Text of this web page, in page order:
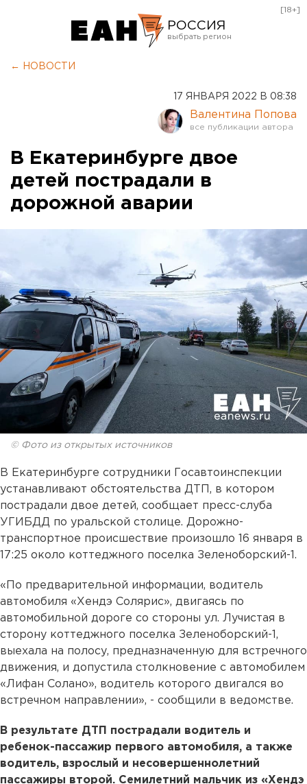
РОССИЯ
Курган
Оренбург
[18+]
← НОВОСТИ
17 ЯНВАРЯ 2022 В 08:38
Валентина Попова
В Екатеринбурге двое
детей пострадали в
дорожной аварии
© Фото из открытых источников
В Екатеринбурге сотрудники Госавтоинспекции
устанавливают обстоятельства ДТП, в котором
пострадали двое детей, сообщает пресс-слуба
УГИБДД по уральской столице. Дорожно-
транспортное происшествие произошло 16 января в
17:25 около коттеджного поселка Зеленоборский-1.
«По предварительной информации, водитель
автомобиля «Хендэ Солярис», двигаясь по
автомобильной дороге со стороны ул. Лучистая в
сторону коттеджного поселка Зеленоборский-1,
выехала на полосу, предназначенную для встречного
движения, и допустила столкновение с автомобилем
«Лифан Солано», водитель которого двигался во
встречном направлении», - сообщили в ведомстве.
В результате ДТП пострадали водитель и
ребенок-пассажир первого автомобиля, а также
водитель, взрослый и несовершеннолетний
пассажиры второй. Семилетний мальчик из «Хендэ